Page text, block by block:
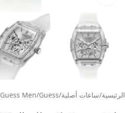
الرئيسية/ساعات أصلية/
Guess
/
Guess Men